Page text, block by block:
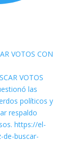
VOTOS CON